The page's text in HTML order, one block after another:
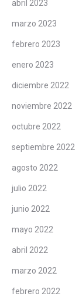
abril 2023
marzo 2023
febrero 2023
enero 2023
diciembre 2022
noviembre 2022
octubre 2022
septiembre 2022
agosto 2022
julio 2022
junio 2022
mayo 2022
abril 2022
marzo 2022
febrero 2022